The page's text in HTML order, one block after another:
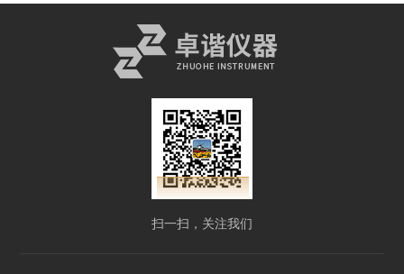
扫一扫，关注我们